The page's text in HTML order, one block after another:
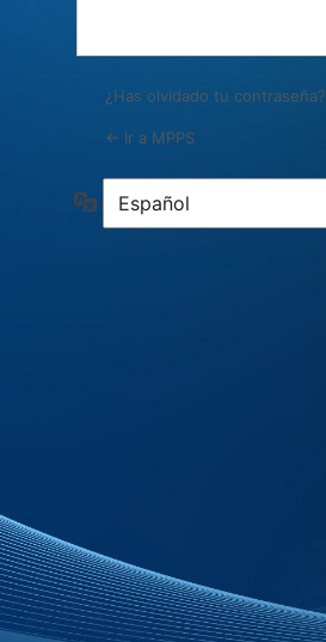
¿Has olvidado tu contraseña?
← Ir a MPPS
Idioma